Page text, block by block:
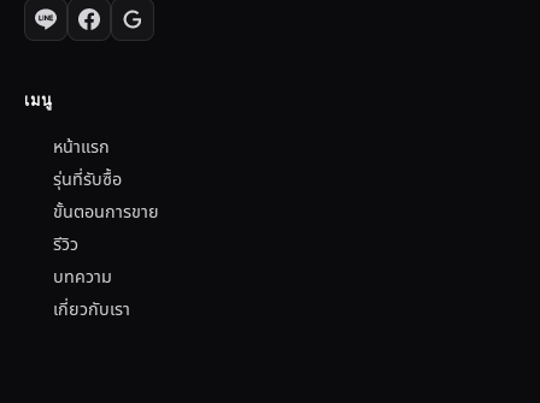
เมนู
หน้าแรก
รุ่นที่รับซื้อ
ขั้นตอนการขาย
รีวิว
บทความ
เกี่ยวกับเรา